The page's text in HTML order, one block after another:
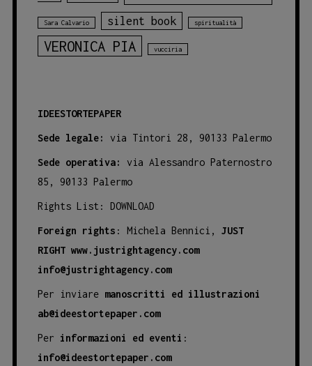
Sara Calvario silent book spiritualità
VERONICA PIA vucciria
IDEESTORTEPAPER
Sede legale: via Tintori 28, 90133 Palermo
Sede operativa:
via Alessandro Paternostro
85, 90133 Palermo
Rights List: DOWNLOAD
Foreign rights : Michela Bennici, JUST
RIGHT www.justrightagency.com
info@justrightagency.com
Per inviare manoscritti ed illustrazioni
ab@ideestortepaper.com
Per informazioni ed eventi :
info@ideestortepaper.com